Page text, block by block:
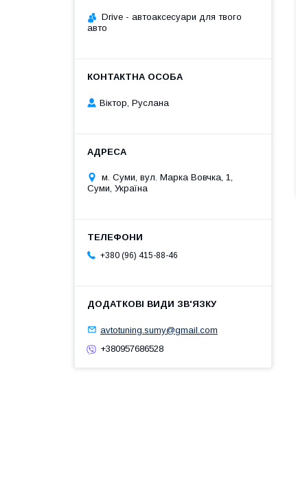
Drive - автоаксесуари для твого
авто
Віктор, Руслана
м. Суми, вул. Марка Вовчка, 1,
Суми, Україна
+380 (96) 415-88-46
avtotuning.sumy@gmail.com
+380957686528